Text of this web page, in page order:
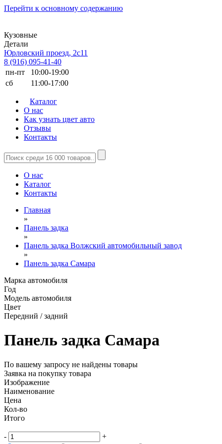
Перейти к основному содержанию
Кузовные
Детали
Юрловский проезд, 2с11
8 (916) 095-41-40
пн-пт
10:00-19:00
сб
11:00-17:00
Каталог
О нас
Как узнать цвет авто
Отзывы
Контакты
О нас
Каталог
Контакты
Главная
»
Панель задка
»
Панель задка Волжский автомобильный завод
»
Панель задка Самара
Марка автомобиля
Год
Модель автомобиля
Цвет
Передний / задний
Панель задка Самара
По вашему запросу не найдены товары
Заявка на покупку товара
Изображение
Наименование
Цена
Кол-во
Итого
-
+